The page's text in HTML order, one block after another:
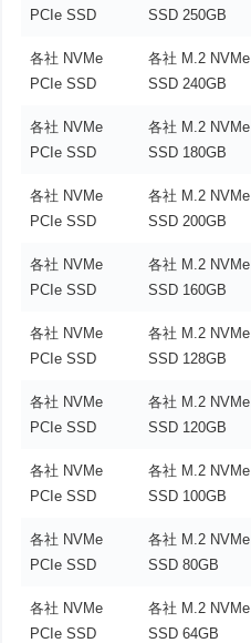
PCIe SSD
SSD 250GB
各社 NVMe
PCIe SSD
各社 M.2
SSD 240GB
各社 NVMe
PCIe SSD
各社 M.2
SSD 180GB
各社 NVMe
PCIe SSD
各社 M.2
SSD 200GB
各社 NVMe
PCIe SSD
各社 M.2
SSD 160GB
各社 NVMe
PCIe SSD
各社 M.2
SSD 128GB
各社 NVMe
PCIe SSD
各社 M.2
SSD 120GB
各社 NVMe
PCIe SSD
各社 M.2
SSD 100GB
各社 NVMe
PCIe SSD
各社 M.2
SSD 80GB
各社 NVMe
PCIe SSD
各社 M.2
SSD 64GB